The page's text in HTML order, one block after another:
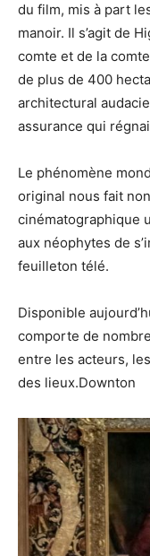
du film, mis à part
manoir. Il s’agit de
comte et de la
de plus de 400
architectural
assurance qui
Le phénomène
original nous fait
cinématographique
aux néophytes de
feuilleton télé.
Disponible
comporte de
entre les acteurs,
des lieux.Downton